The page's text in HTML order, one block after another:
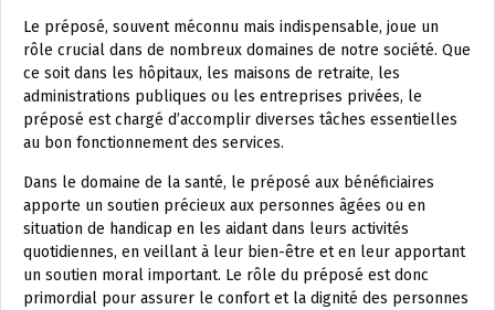
Le préposé, souvent méconnu mais indispensable, joue un
rôle crucial dans de nombreux domaines de notre société. Que
ce soit dans les hôpitaux, les maisons de retraite, les
administrations publiques ou les entreprises privées, le
préposé est chargé d’accomplir diverses tâches essentielles
au bon fonctionnement des services.
Dans le domaine de la santé, le préposé aux bénéficiaires
apporte un soutien précieux aux personnes âgées ou en
situation de handicap en les aidant dans leurs activités
quotidiennes, en veillant à leur bien-être et en leur apportant
un soutien moral important. Le rôle du préposé est donc
primordial pour assurer le confort et la dignité des personnes